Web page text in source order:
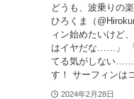
どうも、波乗りの
ひろくま（
ィン始めたいけど
はイヤだな……」
てる気がしない……
す！ サーフィンは
2024年2月28日